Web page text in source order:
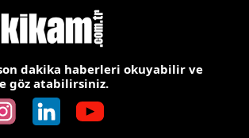
dakika haberleri okuyabilir ve
göz atabilirsiniz.